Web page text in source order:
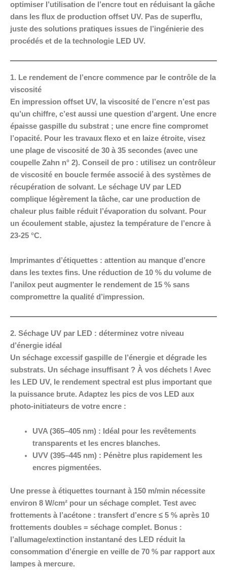
optimiser l’utilisation de l’encre tout en réduisant la gâche
dans les flux de production offset UV. Pas de superflu,
juste des solutions pratiques issues de l’ingénierie des
procédés et de la technologie LED UV.
1. Le rendement de l’encre commence par le contrôle de la
viscosité
En impression offset UV, la viscosité de l’encre n’est pas
qu’un chiffre, c’est aussi une question d’argent. Une encre
épaisse gaspille du substrat ; une encre fine compromet
l’opacité. Pour les travaux flexo et en laize étroite, visez
une plage de viscosité de 30 à 35 secondes (avec une
coupelle Zahn n° 2). Conseil de pro : utilisez un contrôleur
de viscosité en boucle fermée associé à des systèmes de
récupération de solvant. Le séchage UV par LED
complique légèrement la tâche, car une production de
chaleur plus faible réduit l’évaporation du solvant. Pour
un écoulement stable, ajustez la température de l’encre à
23-25 °C.
Imprimantes d’étiquettes : attention au manque d’encre
dans les textes fins. Une réduction de 10 % du volume de
l’anilox peut augmenter le rendement de 15 % sans
compromettre la qualité d’impression.
2. Séchage UV par LED : déterminez votre niveau
d’énergie idéal
Un séchage excessif gaspille de l’énergie et dégrade les
substrats. Un séchage insuffisant ? À vos déchets ! Avec
les LED UV, le rendement spectral est plus important que
la puissance brute. Adaptez les pics de vos LED aux
photo-initiateurs de votre encre :
UVA (365–405 nm) : Idéal pour les revêtements
transparents et les encres blanches.
UVV (395–445 nm) : Pénètre plus rapidement les
encres pigmentées.
Une presse à étiquettes tournant à 150 m/min nécessite
environ 8 W/cm² pour un séchage complet. Test avec
frottements à l’acétone : transfert d’encre ≤ 5 % après 10
frottements doubles = séchage complet. Bonus :
l’allumage/extinction instantané des LED réduit la
consommation d’énergie en veille de 70 % par rapport aux
lampes à mercure.